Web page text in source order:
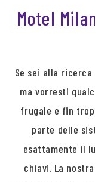
Motel
Se sei alla ricerca
ma vorresti
frugale e fin
parte delle
esattamente il
chiavi. La